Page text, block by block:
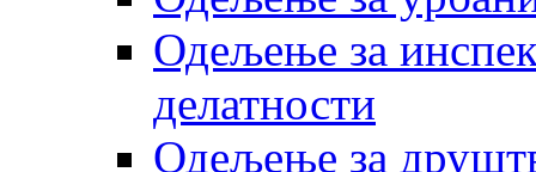
Одељење за
делатности
Одељење за